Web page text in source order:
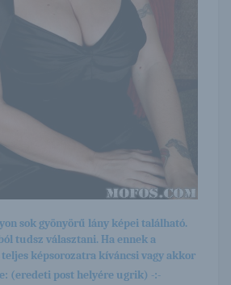
sok gyönyörű lány képei található.
tudsz választani. Ha ennek a
képsorozatra kíváncsi vagy akkor
(eredeti post helyére ugrik) -:-